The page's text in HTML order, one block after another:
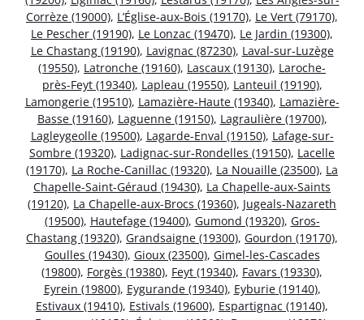
Corrèze (19000), L’Église-aux-Bois (19170), Le Vert (79170),
Le Pescher (19190), Le Lonzac (19470), Le Jardin (19300),
Le Chastang (19190), Lavignac (87230), Laval-sur-Luzège
(19550), Latronche (19160), Lascaux (19130), Laroche-
près-Feyt (19340), Lapleau (19550), Lanteuil (19190),
Lamongerie (19510), Lamazière-Haute (19340), Lamazière-
Basse (19160), Laguenne (19150), Lagraulière (19700),
Lagleygeolle (19500), Lagarde-Enval (19150), Lafage-sur-
Sombre (19320), Ladignac-sur-Rondelles (19150), Lacelle
(19170), La Roche-Canillac (19320), La Nouaille (23500), La
Chapelle-Saint-Géraud (19430), La Chapelle-aux-Saints
(19120), La Chapelle-aux-Brocs (19360), Jugeals-Nazareth
(19500), Hautefage (19400), Gumond (19320), Gros-
Chastang (19320), Grandsaigne (19300), Gourdon (19170),
Goulles (19430), Gioux (23500), Gimel-les-Cascades
(19800), Forgès (19380), Feyt (19340), Favars (19330),
Eyrein (19800), Eygurande (19340), Eyburie (19140),
Estivaux (19410), Estivals (19600), Espartignac (19140),